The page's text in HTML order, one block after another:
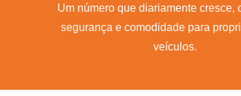
Um número que diariamente cresce,
segurança e comodidade para
veículos.